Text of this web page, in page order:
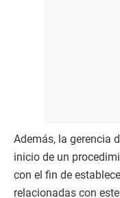
Además, la gerencia
inicio de un
con el fin de
relacionadas con